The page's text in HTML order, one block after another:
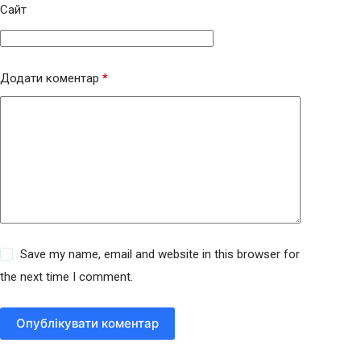
Сайт
Додати коментар *
Save my name, email and website in this browser for
the next time I comment.
Опублікувати коментар